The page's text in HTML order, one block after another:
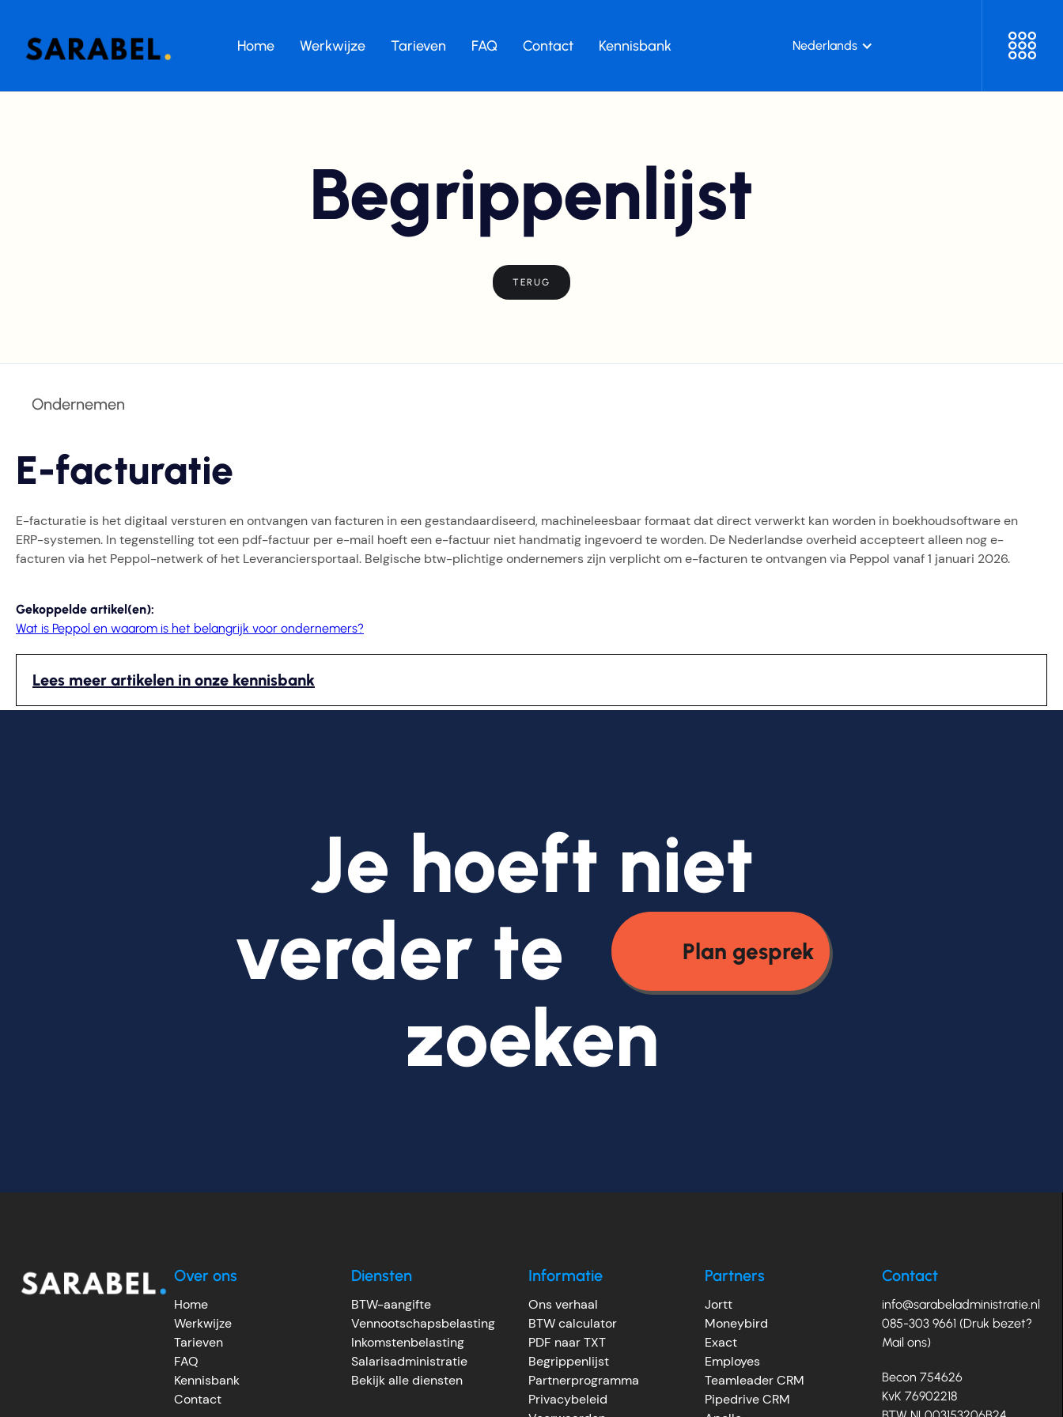
Home Werkwijze Tarieven FAQ Contact Kennisbank Nederlands
Begrippenlijst
TERUG
Ondernemen
E-facturatie
E-facturatie is het digitaal versturen en ontvangen van facturen in een gestandaardiseerd, machineleesbaar formaat dat direct verwerkt kan worden in boekhoudsoftware en
ERP-systemen. In tegenstelling tot een pdf-factuur per e-mail hoeft een e-factuur niet handmatig ingevoerd te worden. De Nederlandse overheid accepteert alleen nog e-
facturen via het Peppol-netwerk of het Leveranciersportaal. Belgische btw-plichtige ondernemers zijn verplicht om e-facturen te ontvangen via Peppol vanaf 1 januari 2026.
Gekoppelde artikel(en):
Wat is Peppol en waarom is het belangrijk voor ondernemers?
Lees meer artikelen in onze kennisbank
Je hoeft niet
verder te
Plan gesprek
zoeken
Over ons
Home
Werkwijze
Tarieven
FAQ
Kennisbank
Contact
Diensten
BTW-aangifte
Vennootschapsbelasting
Inkomstenbelasting
Salarisadministratie
Bekijk alle diensten
Informatie
Ons verhaal
BTW calculator
PDF naar TXT
Begrippenlijst
Partnerprogramma
Privacybeleid
Partners
Jortt
Moneybird
Exact
Employes
Teamleader CRM
Pipedrive CRM
Contact
info@sarabeladministratie.nl
085-303 9661 (Druk bezet?
Mail ons)
Becon 754626
KvK 76902218